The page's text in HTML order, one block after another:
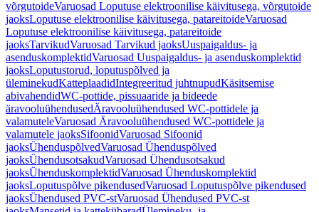
võrgutoideVaruosad Loputuse elektroonilise käivitusega, võrgutoide
jaoksLoputuse elektroonilise käivitusega, patareitoideVaruosad
Loputuse elektroonilise käivitusega, patareitoide
jaoksTarvikudVaruosad Tarvikud jaoksUuspaigaldus- ja
asenduskomplektidVaruosad Uuspaigaldus- ja asenduskomplektid
jaoksLoputustorud, loputuspõlved ja
üleminekudKatteplaadidIntegreeritud juhtnupudKäsitsemise
abivahendidWC-pottide, pissuaaride ja bideede
äravooluühendusedÄravooluühendused WC-pottidele ja
valamuteleVaruosad Äravooluühendused WC-pottidele ja
valamutele jaoksSifoonidVaruosad Sifoonid
jaoksÜhenduspõlvedVaruosad Ühenduspõlved
jaoksÜhendusotsakudVaruosad Ühendusotsakud
jaoksÜhenduskomplektidVaruosad Ühenduskomplektid
jaoksLoputuspõlve pikendusedVaruosad Loputuspõlve pikendused
jaoksÜhendused PVC-stVaruosad Ühendused PVC-st